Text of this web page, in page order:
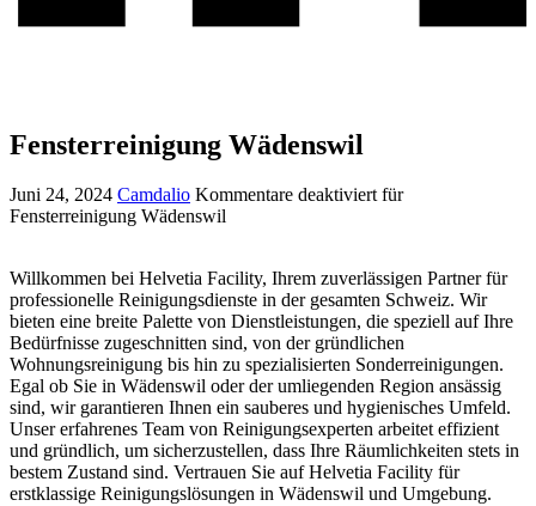
Fensterreinigung Wädenswil
Juni 24, 2024 Camdalio Kommentare deaktiviertfür
Fensterreinigung Wädenswil
Willkommen bei Helvetia Facility, Ihrem zuverlässigen Partner für
professionelle Reinigungsdienste in der gesamten Schweiz. Wir
bieten eine breite Palette von Dienstleistungen, die speziell auf Ihre
Bedürfnisse zugeschnitten sind, von der gründlichen
Wohnungsreinigung bis hin zu spezialisierten Sonderreinigungen.
Egal ob Sie in Wädenswil oder der umliegenden Region ansässig
sind, wir garantieren Ihnen ein sauberes und hygienisches Umfeld.
Unser erfahrenes Team von Reinigungsexperten arbeitet effizient
und gründlich, um sicherzustellen, dass Ihre Räumlichkeiten stets in
bestem Zustand sind. Vertrauen Sie auf Helvetia Facility für
erstklassige Reinigungslösungen in Wädenswil und Umgebung.